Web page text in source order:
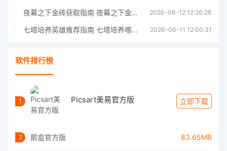
夜幕之下金砖获取指南 夜幕之下金砖获取方法 2026-06-12 12:26:28
七塔培养英雄推荐指南 七塔培养哪个英雄好 2026-06-11 12:00:31
软件排行榜
1 Picsart美易官方版 立即下载
2 鹅盒官方版 83.65MB